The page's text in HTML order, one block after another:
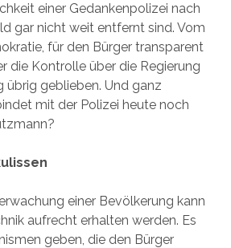
einer Gedankenpolizei nach
gar nicht weit entfernt sind. Vom
für den Bürger transparent
die Kontrolle über die Regierung
übrig geblieben. Und ganz
mit der Polizei heute noch
einer Bevölkerung kann
aufrecht erhalten werden. Es
geben, die den Bürger